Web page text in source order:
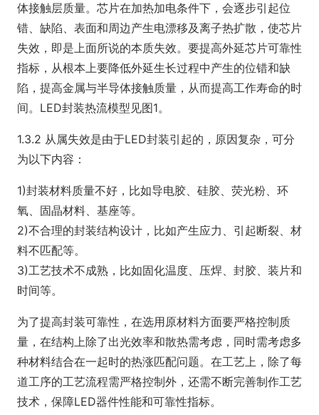
体接触层质量。芯片在加热加电条件下，会逐步引起位
错、缺陷、表面和周边产生电漂移及离子热扩散，使芯片
失效，即是上面所说的本质失效。要提高外延芯片可靠性
指标，从根本上要降低外延生长过程中产生的位错和缺
陷，提高金属与半导体接触质量，从而提高工作寿命的时
间。LED封装热流模型见图1。
1.3.2 从属失效是由于LED封装引起的，原因复杂，可分
为以下内容：
1)封装材料质量不好，比如导电胶、硅胶、荧光粉、环
氧、固晶材料、基座等。
2)不合理的封装结构设计，比如产生应力、引起断裂、材
料不匹配等。
3)工艺技术不成熟，比如固化温度、压焊、封胶、装片和
时间等。
为了提高封装可靠性，在选用原材料方面要严格控制质
量，在结构上除了出光效率和散热需考虑，同时需考虑多
种材料结合在一起时的热涨匹配问题。在工艺上，除了每
道工序的工艺流程需严格控制外，还需不断完善制作工艺
技术，保障LED器件性能和可靠性指标。